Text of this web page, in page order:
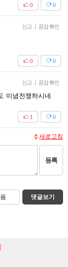
0
0
신고 | 공감 확인
0
0
신고 | 공감 확인
이념전쟁하시네
0
1
새로고침
등록
댓글보기